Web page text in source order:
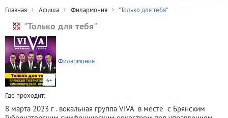
Главная Афиша Филармония "Только для тебя"
"Только для тебя"
6+
Филармония
Где проходит:
8 марта 2023 г . вокальная группа VIVA в месте с Брянским